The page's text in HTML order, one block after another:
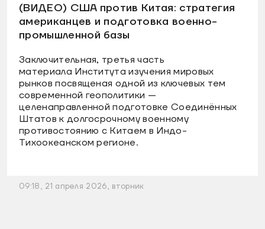
(ВИДЕО) США против Китая: стратегия
американцев и подготовка военно-
промышленной базы
Заключительная, третья часть
материала Института изучения мировых
рынков посвященая одной из ключевых тем
современной геополитики —
целенаправленной подготовке Соединённых
Штатов к долгосрочному военному
противостоянию с Китаем в Индо-
Тихоокеанском регионе.
09:18, 21 апреля 2026, вторник